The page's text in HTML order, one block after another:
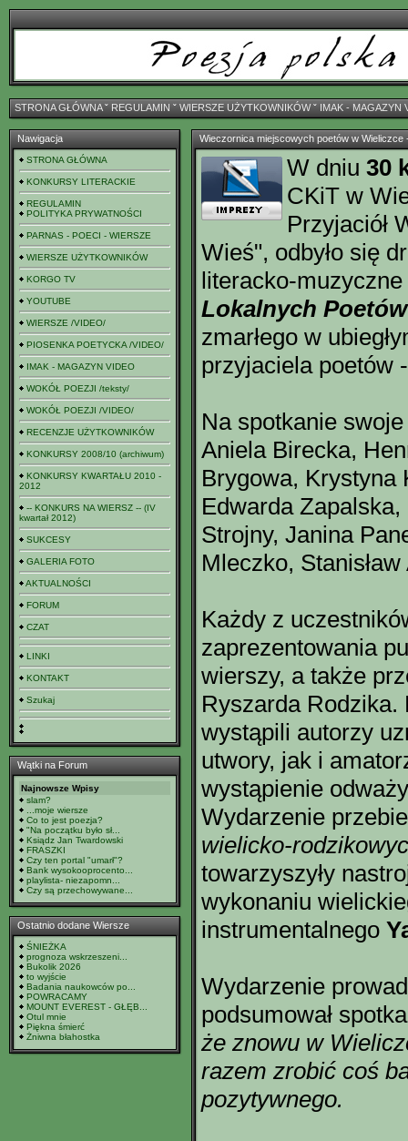
STRONA GŁÓWNAˇ REGULAMIN ˇ WIERSZE UŻYTKOWNIKÓWˇ IMAK - MAGAZYN
Nawigacja
STRONA GŁÓWNA
KONKURSY LITERACKIE
REGULAMIN
POLITYKA PRYWATNOŚCI
PARNAS - POECI - WIERSZE
WIERSZE UŻYTKOWNIKÓW
KORGO TV
YOUTUBE
WIERSZE /VIDEO/
PIOSENKA POETYCKA /VIDEO/
IMAK - MAGAZYN VIDEO
WOKÓŁ POEZJI /teksty/
WOKÓŁ POEZJI /VIDEO/
RECENZJE UŻYTKOWNIKÓW
KONKURSY 2008/10 (archiwum)
KONKURSY KWARTAŁU 2010 -
2012
-- KONKURS NA WIERSZ -- (IV
kwartał 2012)
SUKCESY
GALERIA FOTO
AKTUALNOŚCI
FORUM
CZAT
LINKI
KONTAKT
Szukaj
Wątki na Forum
Najnowsze Wpisy
slam?
...moje wiersze
Co to jest poezja?
"Na początku było sł...
Ksiądz Jan Twardowski
FRASZKI
Czy ten portal "umarł"?
Bank wysokooprocento...
playlista- niezapomn...
Czy są przechowywane...
Ostatnio dodane Wiersze
ŚNIEŻKA
prognoza wskrzeszeni...
Bukolik 2026
to wyjście
Badania naukowców po...
POWRACAMY
MOUNT EVEREST - GŁĘB...
Otul mnie
Piękna śmierć
Żniwna błahostka
Wieczornica miejscowych poetów w Wieliczce
W dniu 30
CKiT w
Przyjaciół
Wieś", odbyło się
literacko-
Lokalnych Poetów
zmarłego w
przyjaciela poetów
Na spotkanie
Aniela Birecka,
Brygowa, Krystyna
Edwarda
Strojny, Janina
Mleczko,
Każdy z
zaprezentowania
wierszy, a także
Ryszarda Rodzika.
wystąpili autorzy
utwory, jak i
wystąpienie
Wydarzenie
wielicko-
towarzyszyły
wykonaniu
instrumentalnego
Wydarzenie
podsumował
że znowu w
razem zrobić coś
pozytywnego.